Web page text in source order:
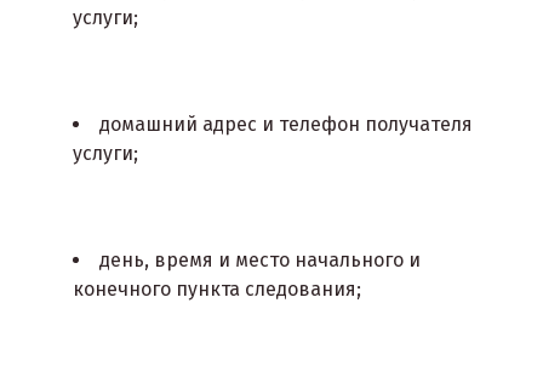
услуги;
домашний адрес и телефон получателя
услуги;
день, время и место начального и
конечного пункта следования;